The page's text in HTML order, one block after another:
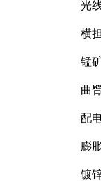
光
横
锰
曲
配
膨
镀